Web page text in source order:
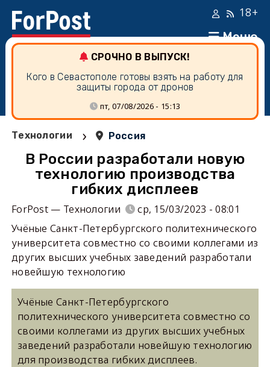
Меню
18+
СРОЧНО В ВЫПУСК!
Кого в Севастополе готовы взять на работу для
защиты города от дронов
пт, 07/08/2026 - 15:13
Технологии › Россия
В России разработали новую
технологию производства
гибких дисплеев
ForPost — Технологии
ср, 15/03/2023 - 08:01
Учёные Санкт-Петербургского политехнического
университета совместно со своими коллегами из
других высших учебных заведений разработали
новейшую технологию
Учёные Санкт-Петербургского
политехнического университета совместно со
своими коллегами из других высших учебных
заведений разработали новейшую технологию
для производства гибких дисплеев.